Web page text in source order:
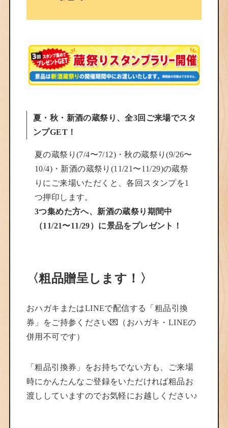
夏・秋・新酒の蔵祭り、全3回ご来場でスタ
ンプGET！
夏の蔵祭り(7/4〜7/12)・秋の蔵祭り(9/26〜
10/4)・新酒の蔵祭り(11/21〜11/29)の蔵祭
りにご来場いただくと、各回スタンプを1
つ押印します。
3つ集めた方へ、新酒の蔵祭り期間中
（11/21〜11/29）に景品をプレゼント！
〈粗品贈呈します！〉
おハガキまたはLINEで配信する「粗品引換
券」をご持参ください💌（おハガキ・LINEの
併用不可です）
「粗品引換券」をお持ちでない方も、ご来場
時にかんたんなご登録をいただければ粗品お
渡ししていますのでお気軽にお越しください♪